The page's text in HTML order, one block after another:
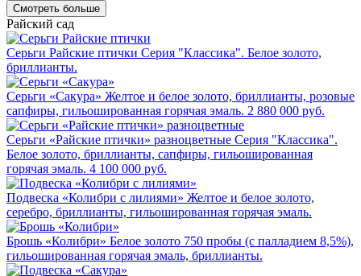
Смотреть больше
Райский сад
Серьги Райские птички Серия "Классика". Белое золото,
бриллианты.
Серьги «Сакура» Желтое и белое золото, бриллианты, розовые
сапфиры, гильошированная горячая эмаль. 2 880 000 руб.
Серьги «Райские птички» разноцветные Серия "Классика".
Белое золото, бриллианты, сапфиры, гильошированная
горячая эмаль. 4 100 000 руб.
Подвеска «Колибри с лилиями» Желтое и белое золото,
серебро, бриллианты, гильошированная горячая эмаль.
Брошь «Колибри» Белое золото 750 пробы (с палладием 8,5%),
гильошированная горячая эмаль, бриллианты.